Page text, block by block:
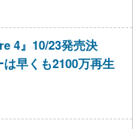
4』10/23発売決
早くも2100万再生